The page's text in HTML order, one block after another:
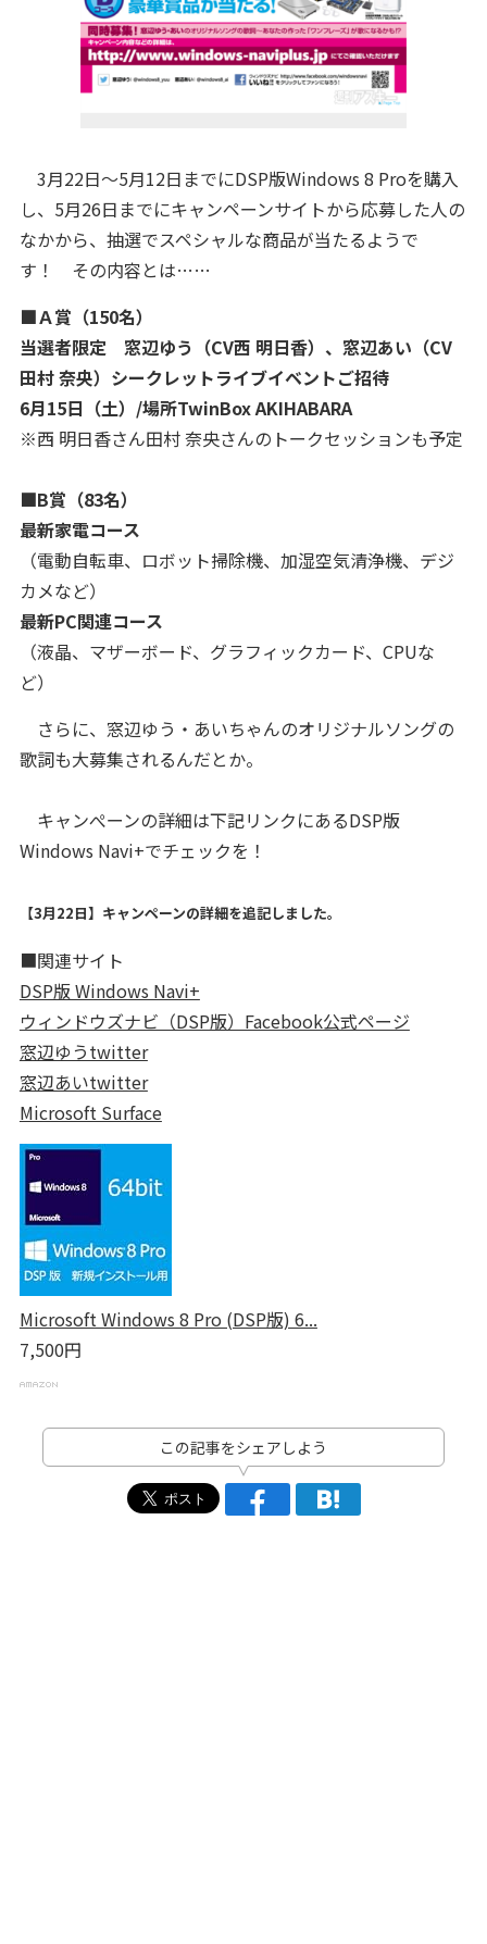
3月22日～5月12日までにDSP版Windows 8 Proを購入
し、5月26日までにキャンペーンサイトから応募した人の
なかから、抽選でスペシャルな商品が当たるようで
す！ その内容とは……
■Ａ賞 （150名）
当選者限定 窓辺ゆう （CV西 明日香）、窓辺あい （CV
田村 奈央） シークレットライブイベントご招待
6月15日（土）/場所TwinBox AKIHABARA
※西 明日香さん田村 奈央さんのトークセッションも予定
■B賞（83名）
最新家電コース
（電動自転車、ロボット掃除機、加湿空気清浄機、デジ
カメなど）
最新PC関連コース
（液晶、マザーボード、グラフィックカード、CPUな
ど）
さらに、窓辺ゆう・あいちゃんのオリジナルソングの
歌詞も大募集されるんだとか。
キャンぺーンの詳細は下記リンクにあるDSP版
Windows Navi+でチェックを！
【3月22日】キャンペーンの詳細を追記しました。
■関連サイト
DSP版 Windows Navi+
ウィンドウズナビ（DSP版）Facebook公式ページ
窓辺ゆうtwitter
窓辺あいtwitter
Microsoft Surface
Microsoft Windows 8 Pro (DSP版) 6...
7,500円
この記事をシェアしよう